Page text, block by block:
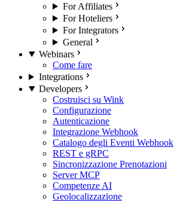
For Affiliates
For Hoteliers
For Integrators
General
Webinars
Come fare
Integrations
Developers
Costruisci su Wink
Configurazione
Autenticazione
Integrazione Webhook
Catalogo degli Eventi Webhook
REST e gRPC
Sincronizzazione Prenotazioni
Server MCP
Competenze AI
Geolocalizzazione